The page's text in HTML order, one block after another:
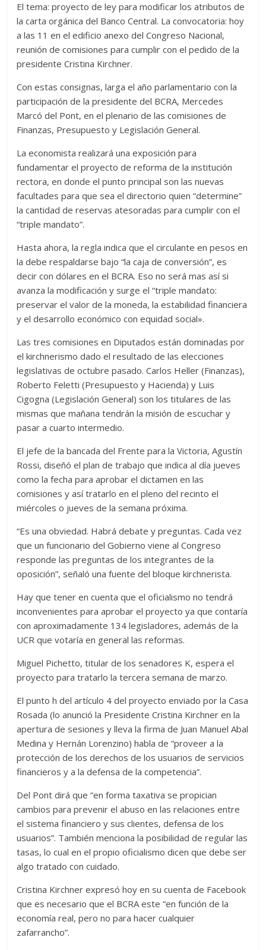
El tema: proyecto de ley para modificar los atributos de
la carta orgánica del Banco Central. La convocatoria: hoy
a las 11 en el edificio anexo del Congreso Nacional,
reunión de comisiones para cumplir con el pedido de la
presidente Cristina Kirchner.
Con estas consignas, larga el año parlamentario con la
participación de la presidente del BCRA, Mercedes
Marcó del Pont, en el plenario de las comisiones de
Finanzas, Presupuesto y Legislación General.
La economista realizará una exposición para
fundamentar el proyecto de reforma de la institución
rectora, en donde el punto principal son las nuevas
facultades para que sea el directorio quien “determine”
la cantidad de reservas atesoradas para cumplir con el
“triple mandato”.
Hasta ahora, la regla indica que el circulante en pesos en
la debe respaldarse bajo “la caja de conversión”, es
decir con dólares en el BCRA. Eso no será mas así si
avanza la modificación y surge el “triple mandato:
preservar el valor de la moneda, la estabilidad financiera
y el desarrollo económico con equidad social».
Las tres comisiones en Diputados están dominadas por
el kirchnerismo dado el resultado de las elecciones
legislativas de octubre pasado. Carlos Heller (Finanzas),
Roberto Feletti (Presupuesto y Hacienda) y Luis
Cigogna (Legislación General) son los titulares de las
mismas que mañana tendrán la misión de escuchar y
pasar a cuarto intermedio.
El jefe de la bancada del Frente para la Victoria, Agustín
Rossi, diseñó el plan de trabajo que indica al día jueves
como la fecha para aprobar el dictamen en las
comisiones y así tratarlo en el pleno del recinto el
miércoles o jueves de la semana próxima.
“Es una obviedad. Habrá debate y preguntas. Cada vez
que un funcionario del Gobierno viene al Congreso
responde las preguntas de los integrantes de la
oposición”, señaló una fuente del bloque kirchnerista.
Hay que tener en cuenta que el oficialismo no tendrá
inconvenientes para aprobar el proyecto ya que contaría
con aproximadamente 134 legisladores, además de la
UCR que votaría en general las reformas.
Miguel Pichetto, titular de los senadores K, espera el
proyecto para tratarlo la tercera semana de marzo.
El punto h del artículo 4 del proyecto enviado por la Casa
Rosada (lo anunció la Presidente Cristina Kirchner en la
apertura de sesiones y lleva la firma de Juan Manuel Abal
Medina y Hernán Lorenzino) habla de “proveer a la
protección de los derechos de los usuarios de servicios
financieros y a la defensa de la competencia”.
Del Pont dirá que “en forma taxativa se propician
cambios para prevenir el abuso en las relaciones entre
el sistema financiero y sus clientes, defensa de los
usuarios”. También menciona la posibilidad de regular las
tasas, lo cual en el propio oficialismo dicen que debe ser
algo tratado con cuidado.
Cristina Kirchner expresó hoy en su cuenta de Facebook
que es necesario que el BCRA este “en función de la
economía real, pero no para hacer cualquier
zafarrancho”.